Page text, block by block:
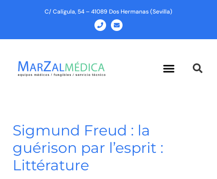
C/ Calígula, 54 – 41089 Dos Hermanas (Sevilla)
P
h
o
n
E
n
v
e
Menu
Sigmund Freud : la
guérison par l’esprit :
Littérature